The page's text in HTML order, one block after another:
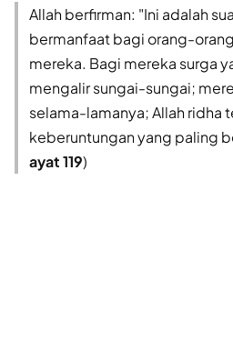
Allah berfirman: "Ini adalah
bermanfaat bagi orang-
mereka. Bagi mereka surga
mengalir sungai-sungai;
selama-lamanya; Allah ridha
keberuntungan yang paling
ayat 119)